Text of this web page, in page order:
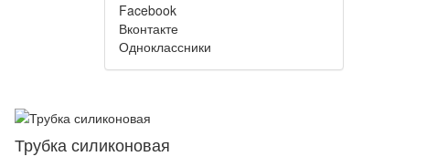
Facebook
Вконтакте
Одноклассники
Трубка силиконовая